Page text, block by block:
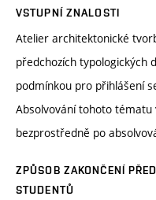
VSTUPNÍ ZNALOSTI
Atelier architektonické
předchozích typologických
podmínkou pro přihlášení
Absolvování tohoto
bezprostředně po
ZPŮSOB ZAKONČENÍ
STUDENTŮ